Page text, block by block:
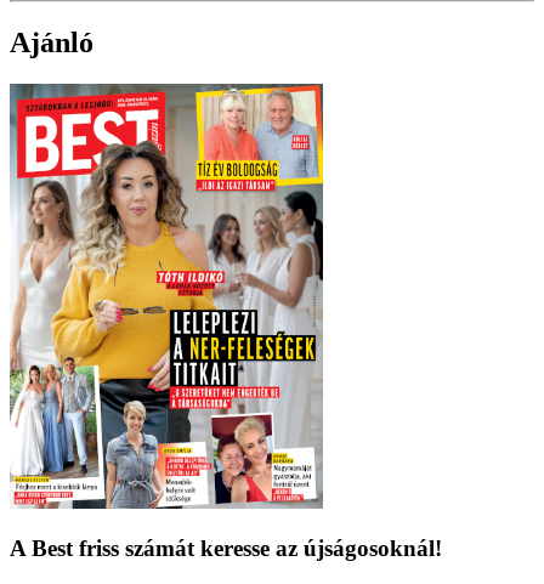
Ajánló
A Best friss számát keresse az újságosoknál!